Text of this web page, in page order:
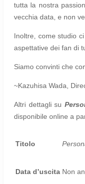
tutta la nostra
vecchia data, e non
Inoltre, come studio
aspettative dei fan di
Siamo convinti che
~Kazuhisa Wada,
Altri dettagli su
disponibile online a
Titolo
Data d’uscita Non